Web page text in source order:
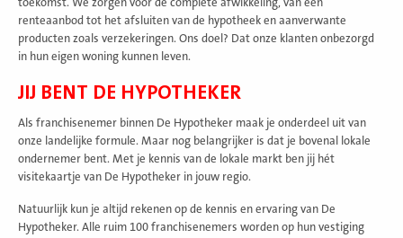
toekomst. We zorgen voor de complete afwikkeling, van een
renteaanbod tot het afsluiten van de hypotheek en aanverwante
producten zoals verzekeringen. Ons doel? Dat onze klanten onbezorgd
in hun eigen woning kunnen leven.
JIJ BENT DE HYPOTHEKER
Als franchisenemer binnen De Hypotheker maak je onderdeel uit van
onze landelijke formule. Maar nog belangrijker is dat je bovenal lokale
ondernemer bent. Met je kennis van de lokale markt ben jij hét
visitekaartje van De Hypotheker in jouw regio.
Natuurlijk kun je altijd rekenen op de kennis en ervaring van De
Hypotheker. Alle ruim 100 franchisenemers worden op hun vestiging